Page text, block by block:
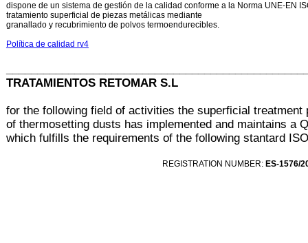
dispone de un sistema de gestión de la calidad conforme a la Norma UNE-EN
tratamiento superficial de piezas metálicas mediante
granallado y recubrimiento de polvos termoendurecibles.
Política de calidad rv4
TRATAMIENTOS RETOMAR S.L
for the following field of activities the superficial treatment
of thermosetting dusts has implemented and maintains a
which fulfills the requirements of the following stantard
REGISTRATION NUMBER: ES-1576/